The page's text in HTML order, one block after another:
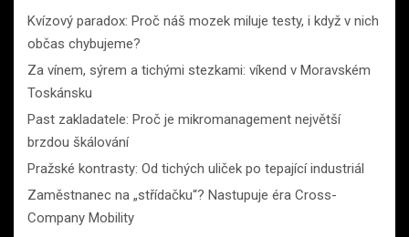
Kvízový paradox: Proč náš mozek miluje testy, i když v nich
občas chybujeme?
Za vínem, sýrem a tichými stezkami: víkend v Moravském
Toskánsku
Past zakladatele: Proč je mikromanagement největší
brzdou škálování
Pražské kontrasty: Od tichých uliček po tepající industriál
Zaměstnanec na „střídačku“? Nastupuje éra Cross-
Company Mobility